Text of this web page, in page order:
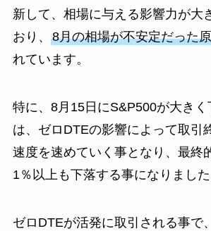
新して、相場に与える影響力が大
おり、 8月の相場が不安定だった
れています。
特に、8月15日にS&P500が大き
は、ゼロDTEの影響によって取引
速度を速めていく事となり、最終
1％以上も下落する事になりました
ゼロDTEが活発に取引される事で